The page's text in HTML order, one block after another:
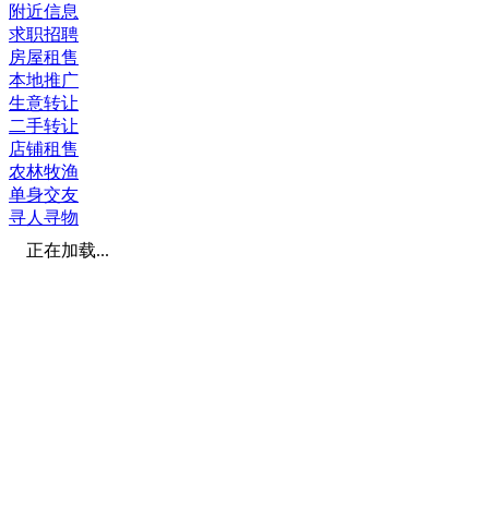
附近信息
求职招聘
房屋租售
本地推广
生意转让
二手转让
店铺租售
农林牧渔
单身交友
寻人寻物
正在加载...